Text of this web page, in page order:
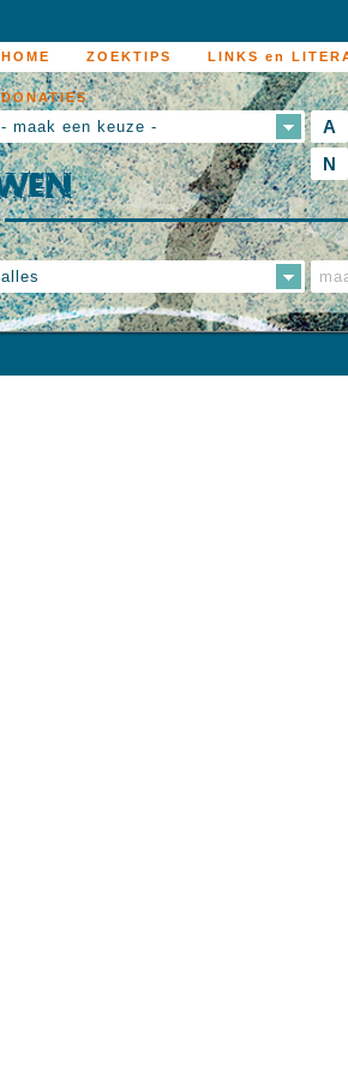
HOME ZOEKTIPS LINKS en
DONATIES
- maak een keuze - A
N
alles